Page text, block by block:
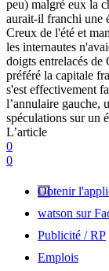
peu) malgré eux la
aurait-il franchi une
Creux de l'été et
les internautes
doigts entrelacés
préféré la capitale
s'est effectivement
l’annulaire gauche,
spéculations sur un
L’article
0
0
Obtenir
watson sur
Publicité / RP
Emplois